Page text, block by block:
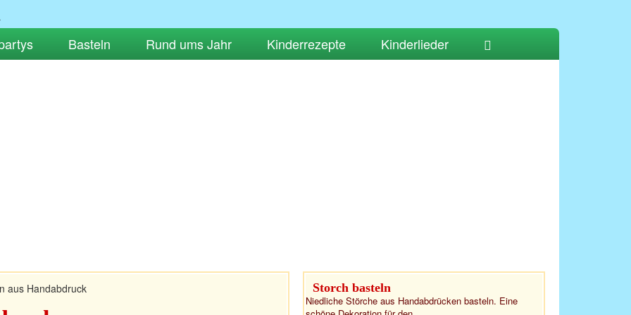
Basteln Rund ums Jahr Kinderrezepte Kinderlieder
aus Handabdruck Storch basteln
Niedliche Störche aus Handabdrücken basteln. Eine